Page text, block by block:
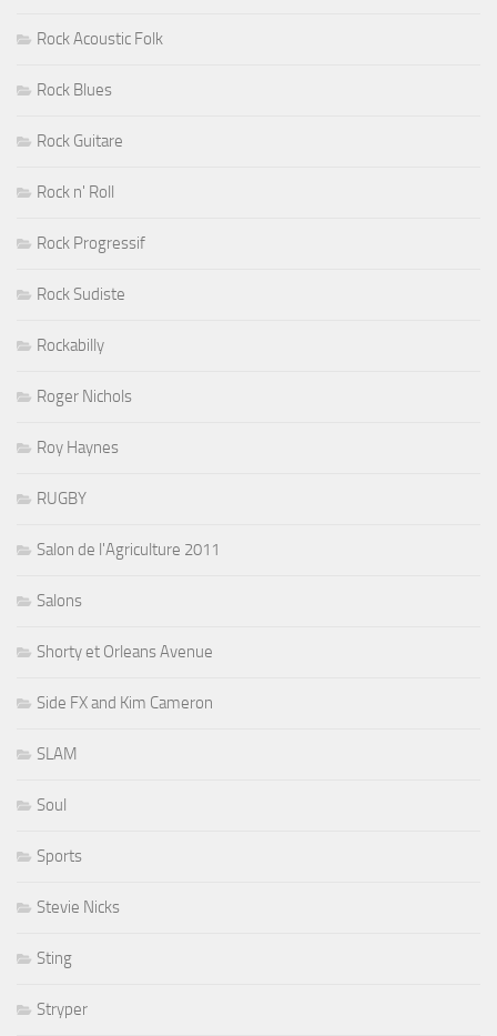
Rock Acoustic Folk
Rock Blues
Rock Guitare
Rock n' Roll
Rock Progressif
Rock Sudiste
Rockabilly
Roger Nichols
Roy Haynes
RUGBY
Salon de l'Agriculture 2011
Salons
Shorty et Orleans Avenue
Side FX and Kim Cameron
SLAM
Soul
Sports
Stevie Nicks
Sting
Stryper